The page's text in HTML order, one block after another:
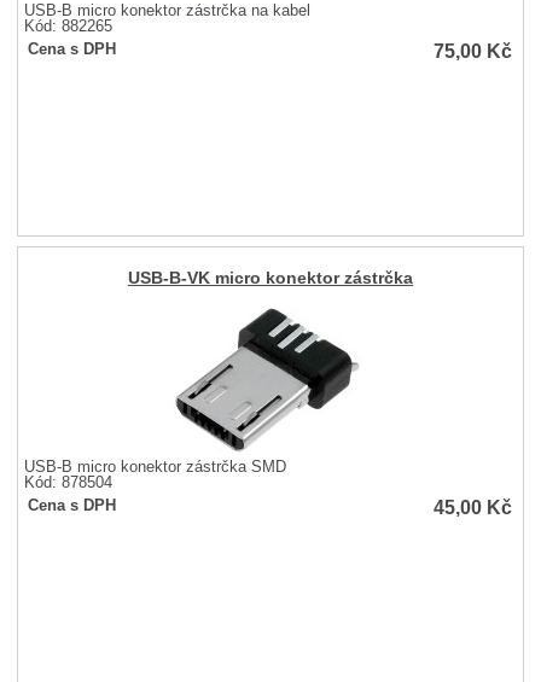
USB-B micro konektor zástrčka na kabel
Kód: 882265
Cena s DPH
75,00 Kč
USB-B-VK micro konektor zástrčka
USB-B micro konektor zástrčka SMD
Kód: 878504
Cena s DPH
45,00 Kč